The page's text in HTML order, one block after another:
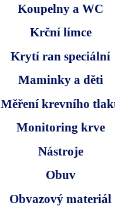
Koupelny a WC
Krční límce
Krytí ran speciální
Maminky a děti
Měření krevního
Monitoring krve
Nástroje
Obuv
Obvazový materiál